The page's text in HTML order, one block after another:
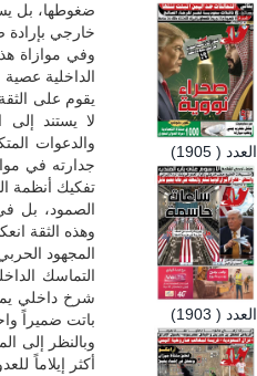
ضغوطها، بل
خارجي بإرادة
وفي موازاة
الداخلية
يقوم على
لا يستند إلى
والدعوات
جدارته في
تفكيك أنظمة
الصمود، بل
وهذه الثقة
المجهود
التماسك
شرخ داخلي
باتت ضميراً
وبالنظر إلى
أكثر إيلاماً
العدد ( 1905)
العدد ( 1903)